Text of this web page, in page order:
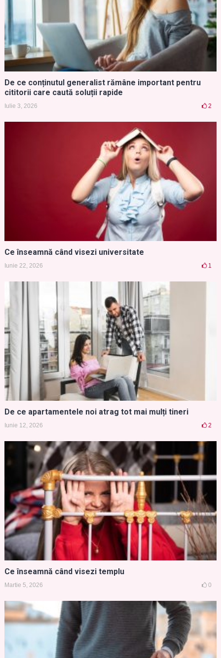
De ce conținutul generalist rămâne important pentru
cititorii care caută soluții rapide
Iulie 3, 2026 2
Ce înseamnă când visezi universitate
Iunie 22, 2026 1
De ce apartamentele noi atrag tot mai mulți tineri
Iunie 12, 2026 2
Ce înseamnă când visezi templu
Martie 5, 2026 0